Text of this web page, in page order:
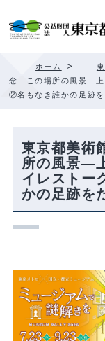
ホーム >
念 この場所の風景―上
②名もなき誰かの足跡を
東京都美術
所の風景―
イレストー
かの足跡を